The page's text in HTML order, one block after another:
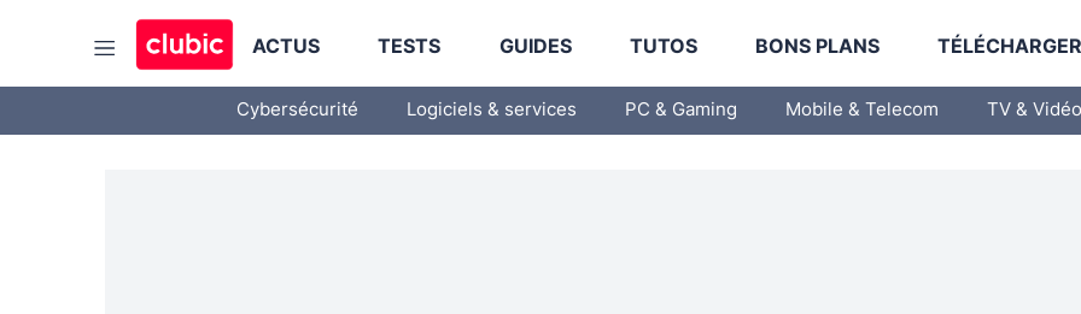
ACTUS TESTS GUIDES TUTOS BONS PLANS
Cybersécurité Logiciels & services PC & Gaming Mobile & Telecom TV & Vidéo